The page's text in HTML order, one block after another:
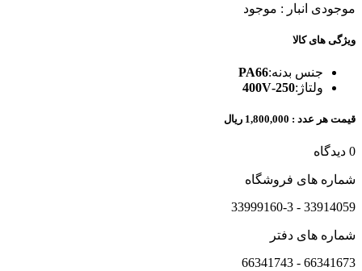
موجودی انبار : موجود
ویژگی های کالا
جنس بدنه:PA66
ولتاژ:250-400V
قیمت هر عدد : 1,800,000 ریال
0 دیدگاه
شماره های فروشگاه
33914059 - 33999160-3
شماره های دفتر
66341673 - 66341743